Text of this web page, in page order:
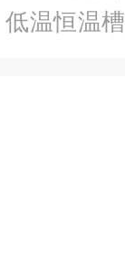
低温恒温槽